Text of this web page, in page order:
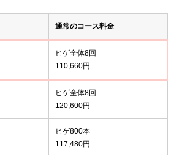
通常のコース料金
ヒゲ全体8回
110,660円
ヒゲ全体8回
120,600円
ヒゲ800本
117,480円